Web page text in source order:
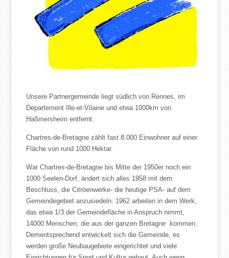
Unsere Partnergemeinde liegt südlich von Rennes, im
Departement Ille-et-Vilaine und etwa 1000km von
Haßmersheim entfernt.
Chartres-de-Bretagne zählt fast 8.000 Einwohner auf einer
Fläche von rund 1000 Hektar.
War Chartres-de-Bretagne bis Mitte der 1950er noch ein
1000 Seelen-Dorf, ändert sich alles 1958 mit dem
Beschluss, die Citröenwerke- die heutige PSA- auf dem
Gemeindegebiet anzusiedeln. 1962 arbeiten in dem Werk,
das etwa 1/3 der Gemeindefläche in Anspruch nimmt,
14000 Menschen, die aus der ganzen Bretagne kommen.
Dementsprechend entwickelt sich die Gemeinde, es
werden große Neubaugebiete eingerichtet und viele